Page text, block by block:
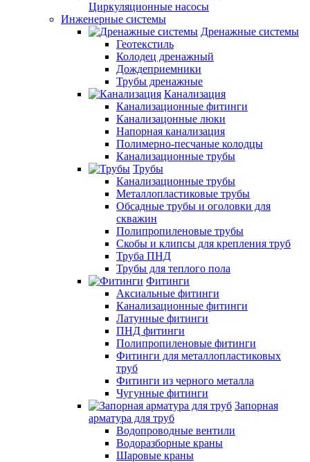
Циркуляционные насосы
Инженерные системы
Дренажные системы
Геотекстиль
Колодец дренажный
Дождеприемники
Трубы дренажные
Канализация
Канализационные фитинги
Канализацонные люки
Напорная канализация
Полимерно-песчаные колодцы
Канализационные трубы
Трубы
Канализационные трубы
Металлопластиковые трубы
Обсадные трубы и оголовки для
скважин
Полипропиленовые трубы
Скобы и клипсы для крепления труб
Труба ПНД
Трубы для теплого пола
Фитинги
Аксиальные фитинги
Канализационные фитинги
Латунные фитинги
ПНД фитинги
Полипропиленовые фитинги
Фитинги для металлопластиковых
труб
Фитинги из черного металла
Чугунные фитинги
Запорная
арматура для труб
Водопроводные вентили
Водоразборные краны
Шаровые краны